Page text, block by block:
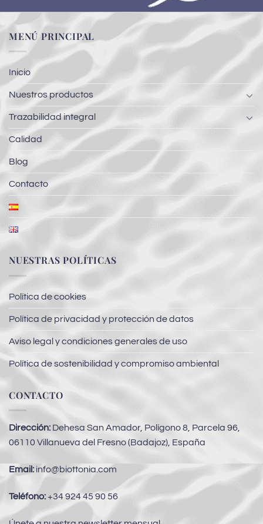
MENÚ PRINCIPAL
Inicio
Nuestros productos
Trazabilidad integral
Calidad
Blog
Contacto
NUESTRAS POLÍTICAS
Política de cookies
Política de privacidad y protección de datos
Aviso legal y condiciones generales de uso
Política de sostenibilidad y compromiso ambiental
CONTACTO
Dirección: Dehesa San Amador, Polígono 8, Parcela 96,
06110 Villanueva del Fresno (Badajoz), España
Email: info@biottonia.com
Teléfono:+34 924 45 90 56